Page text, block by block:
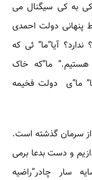
به کی سیگنال می
پنهانی دولت احمدی
آیا”ما” ئی که
ما”که خاک
ما”ی دولت فخیمه
سرمان گذشته است.
و دست بدعا برمی
سار چادر”راضیه